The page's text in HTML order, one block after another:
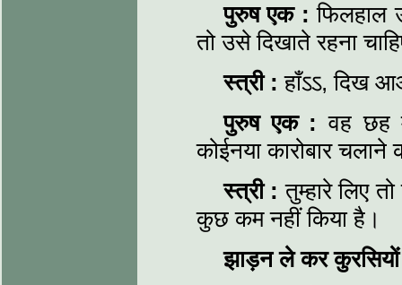
पुरुष एक : फिलहाल
तो उसे दिखाते रहना
स्त्री :हाँऽऽ, दिख
पुरुष एक :वह छह
कोईनया कारोबार चलाने
स्त्री : तुम्हारे लिए
कुछ कम नहीं किया है।
झाड़न ले कर